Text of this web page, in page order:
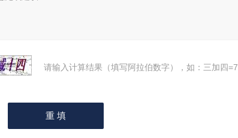
请输入计算结果（填写阿拉伯数字），如：三加四=7